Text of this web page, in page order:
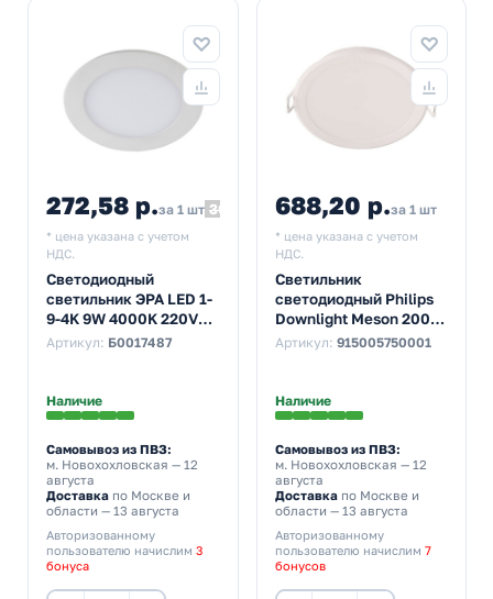
272,58 р.за 1 шт 302,87
* цена указана с учетом
НДС.
Светодиодный
светильник ЭРА LED 1-
9-4K 9W 4000K 220V
круглый
Артикул: Б0017487
Наличие
Самовывоз из ПВЗ:
м. Новохохловская — 12
августа
Доставка по Москве и
области — 13 августа
Авторизованному
пользователю начислим 3
бонуса
688,20 р.за 1 шт
* цена указана с учетом
НДС.
Светильник
светодиодный Philips
Downlight Meson 200
24W 6500K WH
Артикул: 915005750001
Наличие
Самовывоз из ПВЗ:
м. Новохохловская — 12
августа
Доставкапо Москве и
области — 13 августа
Авторизованному
пользователю начислим 7
бонусов